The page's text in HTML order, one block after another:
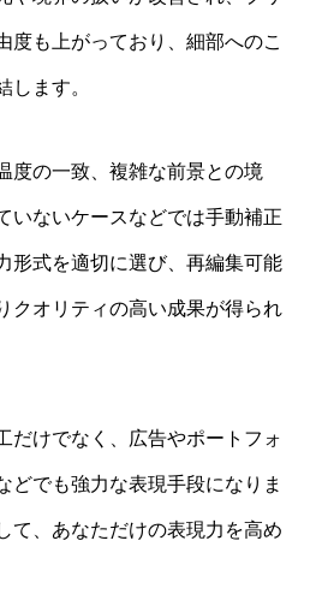
度も上がっており、細部へのこ
します。
度の一致、複雑な前景との境
いないケースなどでは手動補正
形式を適切に選び、再編集可能
クオリティの高い成果が得られ
だけでなく、広告やポートフォ
どでも強力な表現手段になりま
て、あなただけの表現力を高め